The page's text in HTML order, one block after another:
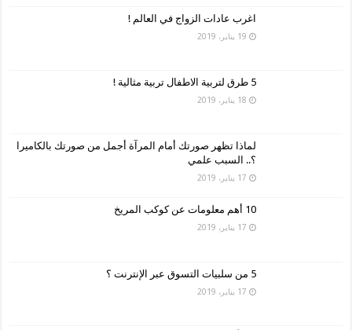
اغرب عادات الزواج في العالم !
19 يناير، 2019
5 طرق لتربية الاطفال تربية مثالية !
18 يناير، 2019
لماذا تظهر صورتك أمام المرآة أجمل من صورتك بالكاميرا
؟.. السبب علمي
17 يناير، 2019
10 أهم معلومات عن كوكب المريخ
17 يناير، 2019
5 من سلبيات التسوق عبر الإنترنت ؟
17 يناير، 2019